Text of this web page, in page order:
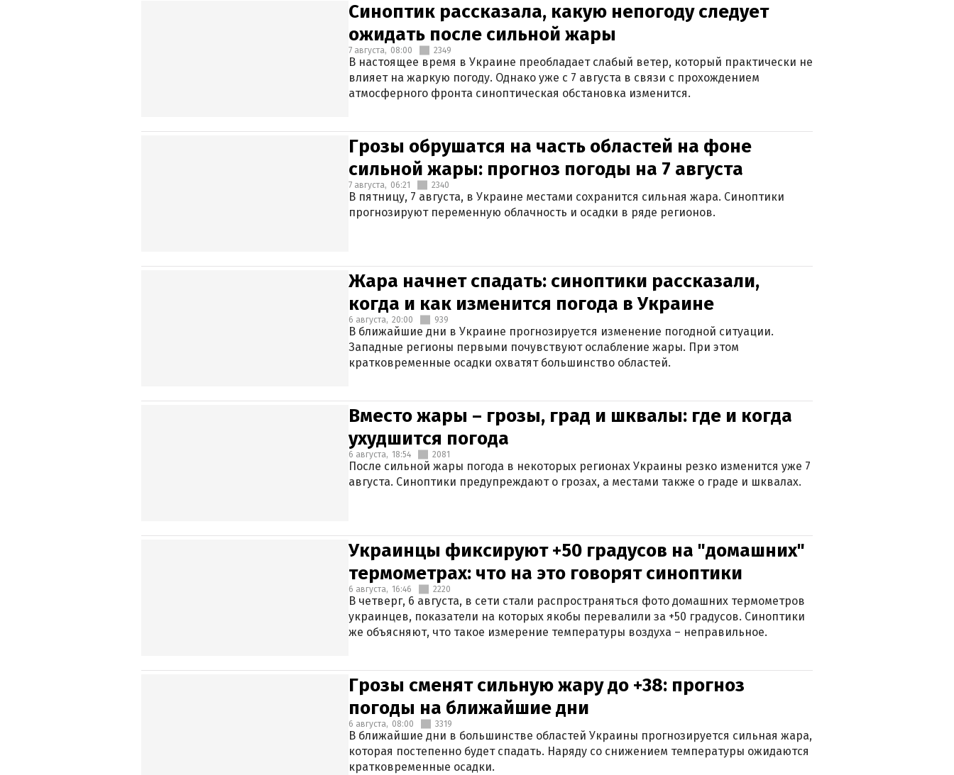
Синоптик рассказала, какую непогоду следует
ожидать после сильной жары
7 августа, 08:00 2349
В настоящее время в Украине преобладает слабый ветер, который практически не
влияет на жаркую погоду. Однако уже с 7 августа в связи с прохождением
атмосферного фронта синоптическая обстановка изменится.
Грозы обрушатся на часть областей на фоне
сильной жары: прогноз погоды на 7 августа
7 августа, 06:21 2340
В пятницу, 7 августа, в Украине местами сохранится сильная жара. Синоптики
прогнозируют переменную облачность и осадки в ряде регионов.
Жара начнет спадать: синоптики рассказали,
когда и как изменится погода в Украине
6 августа, 20:00 939
В ближайшие дни в Украине прогнозируется изменение погодной ситуации.
Западные регионы первыми почувствуют ослабление жары. При этом
кратковременные осадки охватят большинство областей.
Вместо жары – грозы, град и шквалы: где и когда
ухудшится погода
6 августа, 18:54 2081
После сильной жары погода в некоторых регионах Украины резко изменится уже 7
августа. Синоптики предупреждают о грозах, а местами также о граде и шквалах.
Украинцы фиксируют +50 градусов на "домашних"
термометрах: что на это говорят синоптики
6 августа, 16:46 2220
В четверг, 6 августа, в сети стали распространяться фото домашних термометров
украинцев, показатели на которых якобы перевалили за +50 градусов. Синоптики
же объясняют, что такое измерение температуры воздуха – неправильное.
Грозы сменят сильную жару до +38: прогноз
погоды на ближайшие дни
6 августа, 08:00 3319
В ближайшие дни в большинстве областей Украины прогнозируется сильная жара,
которая постепенно будет спадать. Наряду со снижением температуры ожидаются
кратковременные осадки.